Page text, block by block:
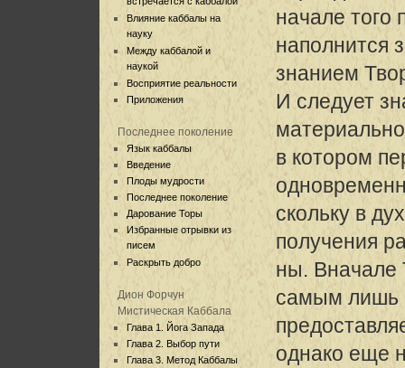
Влияние каббалы на
науку
Между каббалой и
наукой
Восприятие реальности
Приложения
Последнее поколение
Язык каббалы
Введение
Плоды мудрости
Последнее поколение
Дарование Торы
Избранные отрывки из
писем
Раскрыть добро
Дион Форчун
Мистическая Каббала
Глава 1. Йога Запада
Глава 2. Выбор пути
Глава 3. Метод Каббалы
начале того
наполнится
знанием
И следует
в котором
скольку в
получения
ны. Вначале
самым лишь
однако еще